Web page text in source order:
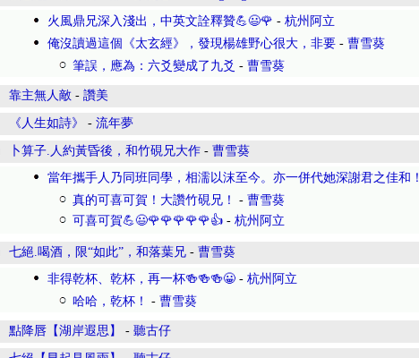
火風鼎兄深入淺出，中英文詮釋贊💪😃🌹 - 杭州阿立
俺沒讀過這個《太玄經》，發現楊雄野心很大，非要 - 曹雪葵
筆誤，應為：六爻變成了九爻 - 曹雪葵
靠主無人敵 - 讚美
《人生如詩》 - 流年夢
卜算子.人約黃昏後，和竹硯兄大作 - 曹雪葵
當年攜手人乃同班同學，相濡以沫至今。亦一併代她深謝君之佳和！
真的可喜可賀！大讚竹硯兄！ - 曹雪葵
可喜可賀💪😃🌹🌹🌹🌹🌹👍 - 杭州阿立
七絕.喝酒，限“如此”，和落葉兄 - 曹雪葵
非得乾杯、乾杯，再一杯🍻🍻🍻😀 - 杭州阿立
哈哈，乾杯！ - 曹雪葵
點降唇【湖岸遐思】 - 聽古仔